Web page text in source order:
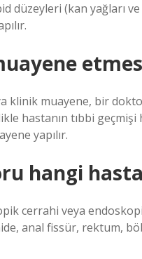
düzeyleri (kan yağları
klinik muayene, bir
hastanın tıbbi
yapılır.
hangi
cerrahi veya
anal fissür, rektum,